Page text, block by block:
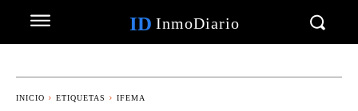
ID InmoDiario
INICIO ETIQUETAS IFEMA